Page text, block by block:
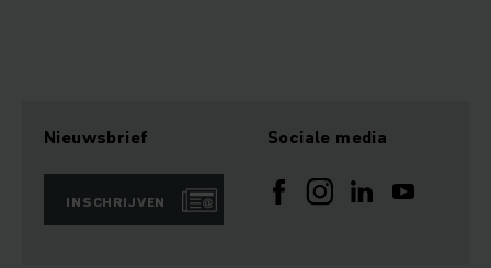
Nieuwsbrief
INSCHRIJVEN
Sociale media